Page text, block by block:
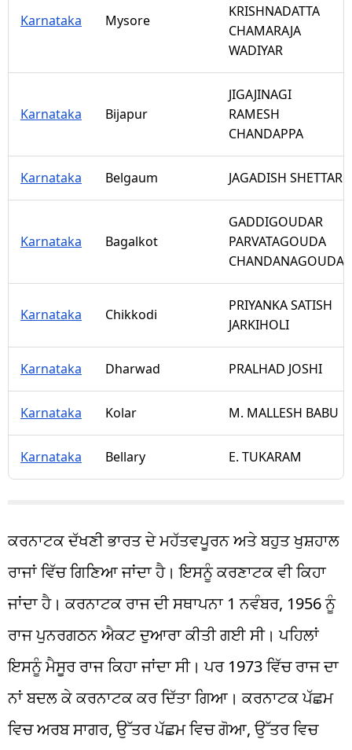
Karnataka Mysore
KRISHNADATTA
CHAMARAJA
WADIYAR
Karnataka Bijapur
JIGAJINAGI
RAMESH
CHANDAPPA
Karnataka Belgaum JAGADISH SHETTAR
Karnataka Bagalkot
GADDIGOUDAR
PARVATAGOUDA
CHANDANAGOUDA
Karnataka Chikkodi
PRIYANKA SATISH
JARKIHOLI
Karnataka Dharwad PRALHAD JOSHI
Karnataka Kolar M. MALLESH BABU
Karnataka Bellary E. TUKARAM
ਕਰਨਾਟਕ ਦੱਖਣੀ ਭਾਰਤ ਦੇ ਮਹੱਤਵਪੂਰਨ ਅਤੇ ਬਹੁਤ ਖੁਸ਼ਹਾਲ
ਰਾਜਾਂ ਵਿੱਚ ਗਿਣਿਆ ਜਾਂਦਾ ਹੈ। ਇਸਨੂੰ ਕਰਣਾਟਕ ਵੀ ਕਿਹਾ
ਜਾਂਦਾ ਹੈ। ਕਰਨਾਟਕ ਰਾਜ ਦੀ ਸਥਾਪਨਾ 1 ਨਵੰਬਰ, 1956 ਨੂੰ
ਰਾਜ ਪੁਨਰਗਠਨ ਐਕਟ ਦੁਆਰਾ ਕੀਤੀ ਗਈ ਸੀ। ਪਹਿਲਾਂ
ਇਸਨੂੰ ਮੈਸੂਰ ਰਾਜ ਕਿਹਾ ਜਾਂਦਾ ਸੀ। ਪਰ 1973 ਵਿੱਚ ਰਾਜ ਦਾ
ਨਾਂ ਬਦਲ ਕੇ ਕਰਨਾਟਕ ਕਰ ਦਿੱਤਾ ਗਿਆ। ਕਰਨਾਟਕ ਪੱਛਮ
ਵਿਚ ਅਰਬ ਸਾਗਰ, ਉੱਤਰ ਪੱਛਮ ਵਿਚ ਗੋਆ, ਉੱਤਰ ਵਿਚ